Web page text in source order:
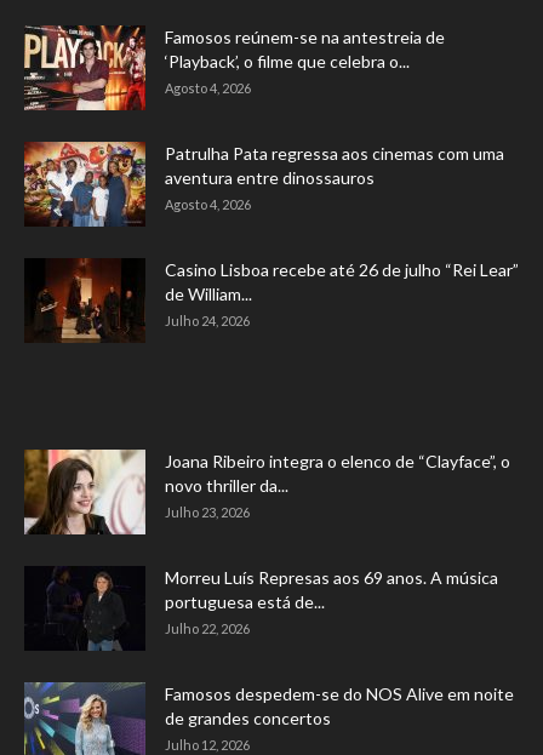
Famosos reúnem-se na antestreia de
‘Playback’, o filme que celebra o...
Agosto 4, 2026
Patrulha Pata regressa aos cinemas com uma
aventura entre dinossauros
Agosto 4, 2026
Casino Lisboa recebe até 26 de julho “Rei Lear”
de William...
Julho 24, 2026
Joana Ribeiro integra o elenco de “Clayface”, o
novo thriller da...
Julho 23, 2026
Morreu Luís Represas aos 69 anos. A música
portuguesa está de...
Julho 22, 2026
Famosos despedem-se do NOS Alive em noite
de grandes concertos
Julho 12, 2026